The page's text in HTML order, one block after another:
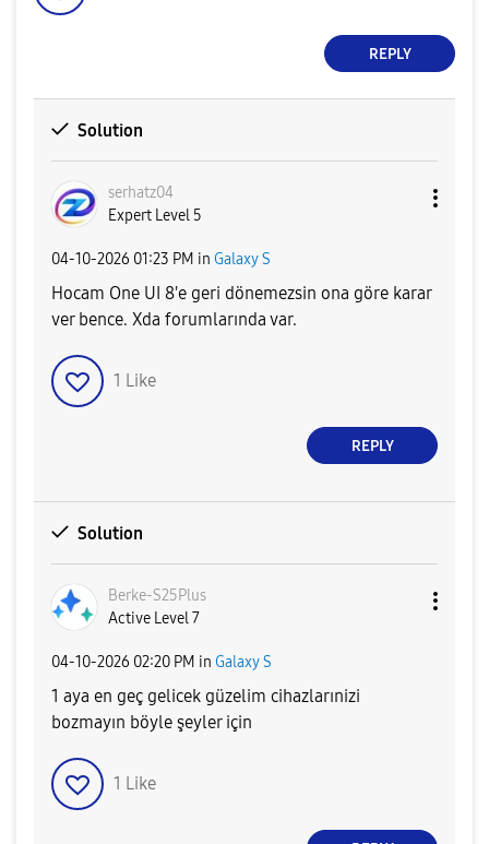
REPLY
Solution
serhatz04
Expert Level 5
‎04-10-2026 01:23 PM in Galaxy S
Hocam One UI 8'e geri dönemezsin ona göre karar
ver bence. Xda forumlarında var.
1 Like
REPLY
Solution
Berke-S25Plus
Active Level 7
‎04-10-2026 02:20 PM in Galaxy S
1 aya en geç gelicek güzelim cihazlarınizi
bozmayın böyle şeyler için
1 Like